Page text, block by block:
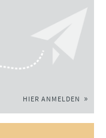
HIER ANMELDEN